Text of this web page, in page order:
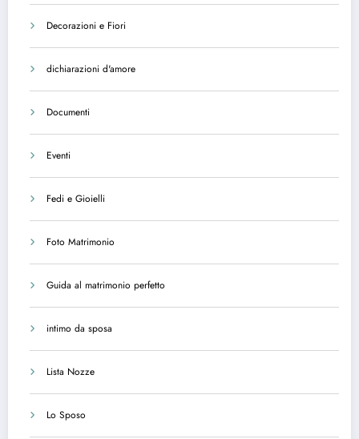
Decorazioni e Fiori
dichiarazioni d'amore
Documenti
Eventi
Fedi e Gioielli
Foto Matrimonio
Guida al matrimonio perfetto
intimo da sposa
Lista Nozze
Lo Sposo